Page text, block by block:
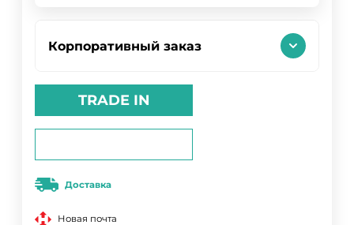
Корпоративный заказ
TRADE IN
Доставка
Новая почта